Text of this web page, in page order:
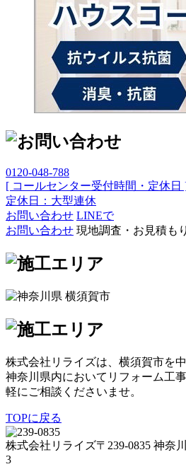
0120-048-788
[ コールセンター受付時間・定休日
定休日：大型連休
お問い合わせ LINEで
お問い合わせ 現地調査・お見積も
株式会社リライズは、横須賀市を
神奈川県内においてリフォーム工
軽にご相談くださいませ。
TOPに戻る
株式会社リライズ〒239-0835 神奈
3